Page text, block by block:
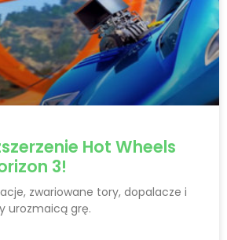
Hot Wheels
3!
zwariowane tory, dopalacze i
urozmaicą grę.